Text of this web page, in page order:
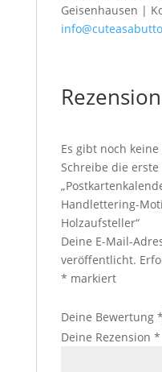
Geisenhausen |
Es gibt noch
Schreibe die
Handlettering-
Holzaufsteller“
Deine E-Mail-
veröffentlicht.
* markiert
Deine Bewertung *
Deine Rezension *